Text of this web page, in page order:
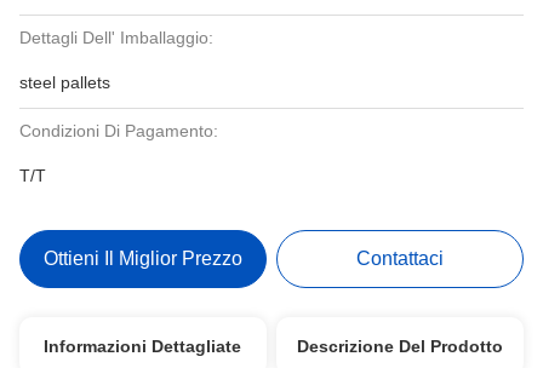
Dettagli Dell' Imballaggio:
steel pallets
Condizioni Di Pagamento:
T/T
Ottieni Il Miglior Prezzo Contattaci
Informazioni Dettagliate Descrizione Del Prodotto